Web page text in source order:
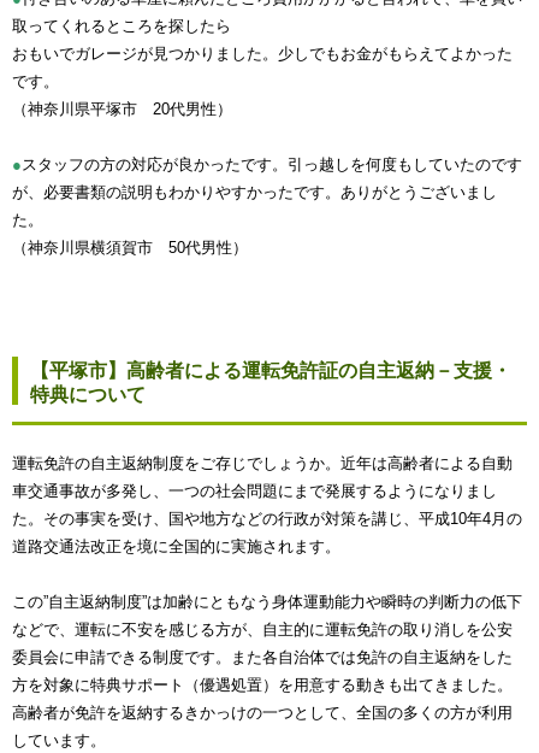
取ってくれるところを探したら
おもいでガレージが見つかりました。少しでもお金がもらえてよかった
です。
（神奈川県平塚市 20代男性）
● スタッフの方の対応が良かったです。引っ越しを何度もしていたのです
が、必要書類の説明もわかりやすかったです。ありがとうございまし
た。
（神奈川県横須賀市 50代男性）
【平塚市】高齢者による運転免許証の自主返納－支援・
特典について
運転免許の自主返納制度をご存じでしょうか。近年は高齢者による自動
車交通事故が多発し、一つの社会問題にまで発展するようになりまし
た。その事実を受け、国や地方などの行政が対策を講じ、平成10年4月の
道路交通法改正を境に全国的に実施されます。
この”自主返納制度”は加齢にともなう身体運動能力や瞬時の判断力の低下
などで、運転に不安を感じる方が、自主的に運転免許の取り消しを公安
委員会に申請できる制度です。また各自治体では免許の自主返納をした
方を対象に特典サポート（優遇処置）を用意する動きも出てきました。
高齢者が免許を返納するきかっけの一つとして、全国の多くの方が利用
しています。